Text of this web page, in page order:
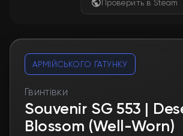
Проверить в Steam
АРМІЙСЬКОГО ҐАТУНКУ
Гвинтівки
Souvenir SG 553 |
Blossom (Well-Worn)